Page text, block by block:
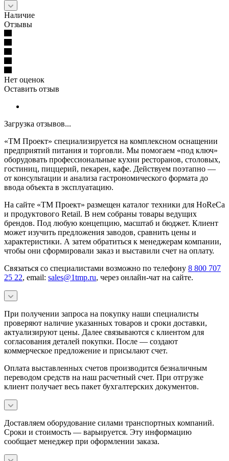
Наличие
Отзывы
Нет оценок
Оставить отзыв
Загрузка отзывов...
«ТМ Проект» специализируется на комплексном оснащении
предприятий питания и торговли. Мы помогаем «под ключ»
оборудовать профессиональные кухни ресторанов, столовых,
гостиниц, пиццерий, пекарен, кафе. Действуем поэтапно —
от консультации и анализа гастрономического формата до
ввода объекта в эксплуатацию.
На сайте «ТМ Проект» размещен каталог техники для HoReCa
и продуктового Retail. В нем собраны товары ведущих
брендов. Под любую концепцию, масштаб и бюджет. Клиент
может изучить предложения заводов, сравнить цены и
характеристики. А затем обратиться к менеджерам компании,
чтобы они сформировали заказ и выставили счет на оплату.
Связаться со специалистами возможно по телефону 8 800 707
25 22, email: sales@1tmp.ru, через онлайн-чат на сайте.
При получении запроса на покупку наши специалисты
проверяют наличие указанных товаров и сроки доставки,
актуализируют цены. Далее связываются с клиентом для
согласования деталей покупки. После — создают
коммерческое предложение и присылают счет.
Оплата выставленных счетов производится безналичным
переводом средств на наш расчетный счет. При отгрузке
клиент получает весь пакет бухгалтерских документов.
Доставляем оборудование силами транспортных компаний.
Сроки и стоимость — варьируется. Эту информацию
сообщает менеджер при оформлении заказа.